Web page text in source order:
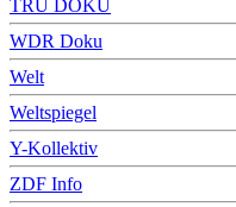
TRU DOKU
WDR Doku
Welt
Weltspiegel
Y-Kollektiv
ZDF Info